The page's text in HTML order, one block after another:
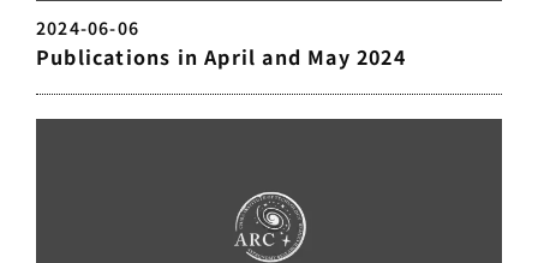
2024-06-06
Publications in April and May 2024